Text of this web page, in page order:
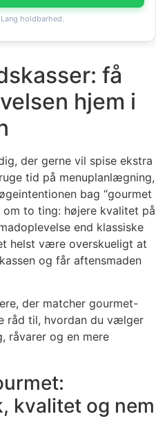
holdbarhed.
få
hjem i
der gerne vil spise ekstra
tid på menuplanlægning,
bag “gourmet
om to ting: højere kvalitet på
end klassiske
helst være overskueligt at
og får aftensmaden
der matcher gourmet-
råd til, hvordan du vælger
råvarer og en mere
kvalitet og nem